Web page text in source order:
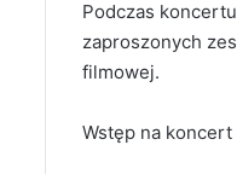
Podczas
zaproszonych
filmowej.
Wstęp na